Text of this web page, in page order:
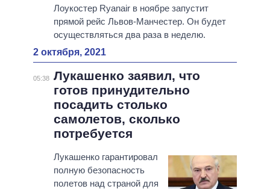
Лоукостер Ryanair в ноябре запустит
прямой рейс Львов-Манчестер. Он будет
осуществляться два раза в неделю.
2 октября, 2021
05:38 Лукашенко заявил, что
готов принудительно
посадить столько
самолетов, сколько
потребуется
Лукашенко гарантировал
полную безопасность
полетов над страной для